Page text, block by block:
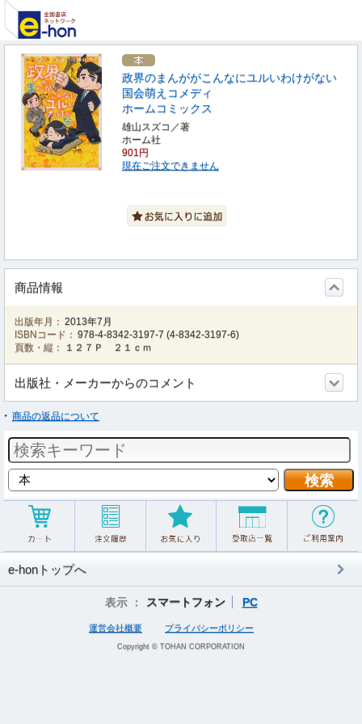
政界のまんががこんなにユルいわけがない
国会萌えコメディ
ホームコミックス
雄山スズコ／著
ホーム社
901円
現在ご注文できません
商品情報
出版年月： 2013年7月
ISBNコード： 978-4-8342-3197-7 (4-8342-3197-6)
頁数・縦：
１２７Ｐ ２１ｃｍ
出版社・メーカーからのコメント
商品の返品について
e-honトップへ
表示 ： スマートフォン PC
運営会社概要 プライバシーポリシー
Copyright © TOHAN CORPORATION